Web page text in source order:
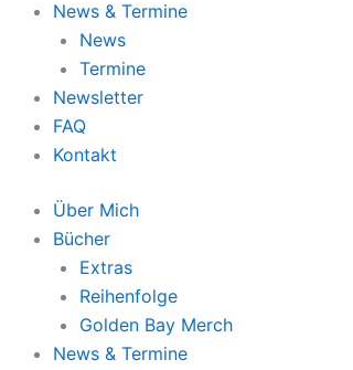
News & Termine
News
Termine
Newsletter
FAQ
Kontakt
Über Mich
Bücher
Extras
Reihenfolge
Golden Bay Merch
News & Termine